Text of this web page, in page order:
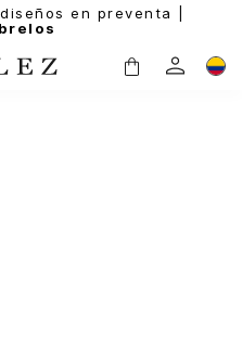
en preventa |